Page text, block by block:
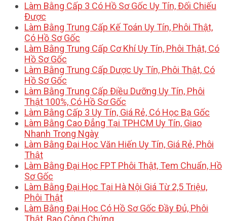
Làm Bằng Cấp 3 Có Hồ Sơ Gốc Uy Tín, Đối Chiếu
Được
Làm Bằng Trung Cấp Kế Toán Uy Tín, Phôi Thật,
Có Hồ Sơ Gốc
Làm Bằng Trung Cấp Cơ Khí Uy Tín, Phôi Thật, Có
Hồ Sơ Gốc
Làm Bằng Trung Cấp Dược Uy Tín, Phôi Thật, Có
Hồ Sơ Gốc
Làm Bằng Trung Cấp Điều Dưỡng Uy Tín, Phôi
Thật 100%, Có Hồ Sơ Gốc
Làm Bằng Cấp 3 Uy Tín, Giá Rẻ, Có Học Bạ Gốc
Làm Bằng Cao Đẳng Tại TPHCM Uy Tín, Giao
Nhanh Trong Ngày
Làm Bằng Đại Học Văn Hiến Uy Tín, Giá Rẻ, Phôi
Thật
Làm Bằng Đại Học FPT Phôi Thật, Tem Chuẩn, Hồ
Sơ Gốc
Làm Bằng Đại Học Tại Hà Nội Giá Từ 2,5 Triệu,
Phôi Thật
Làm Bằng Đại Học Có Hồ Sơ Gốc Đầy Đủ, Phôi
Thật, Bao Công Chứng